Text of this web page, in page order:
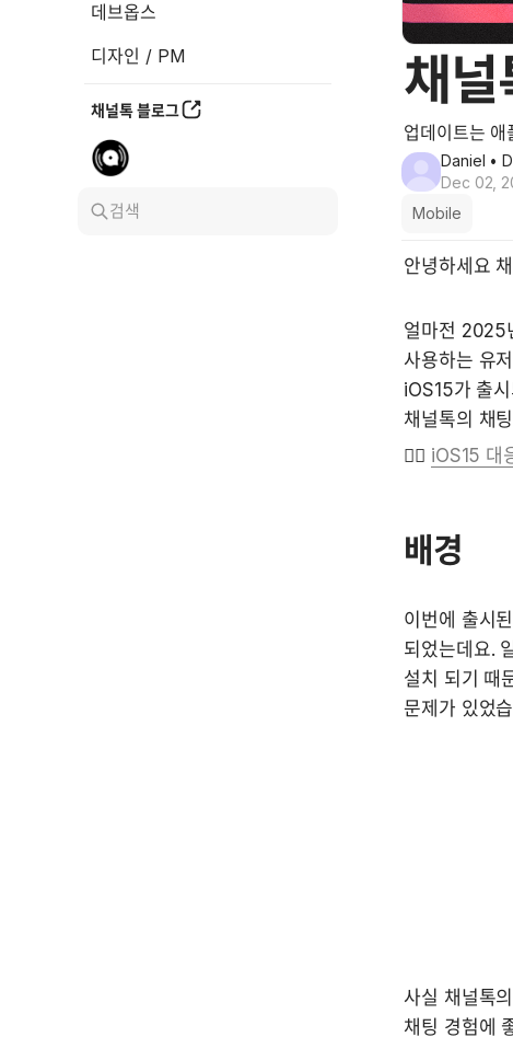
데브옵스
디자인 / PM
채널톡 블로그
검색
채널
업데이트는
Daniel •
Dec 02,
Mobile
안녕하세요
얼마전 2025
사용하는 유
iOS15가 출
채널톡의 채
👉🏻 iOS15 대
배경
이번에 출시
되었는데요.
설치 되기 때
문제가 있었
사실 채널톡
채팅 경험에